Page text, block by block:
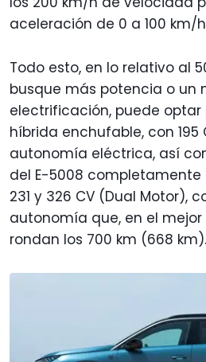
aceleración de 0 a 100 km/h
Todo esto, en lo relativo al
busque más potencia o un
electrificación, puede optar
híbrida enchufable, con 195
autonomía eléctrica, así
del E-5008 completamente
231 y 326 CV (Dual Motor),
autonomía que, en el mejor
rondan los 700 km (668 km).